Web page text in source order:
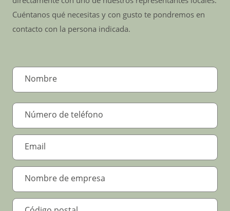
Cuéntanos qué necesitas y con gusto te pondremos en
contacto con la persona indicada.